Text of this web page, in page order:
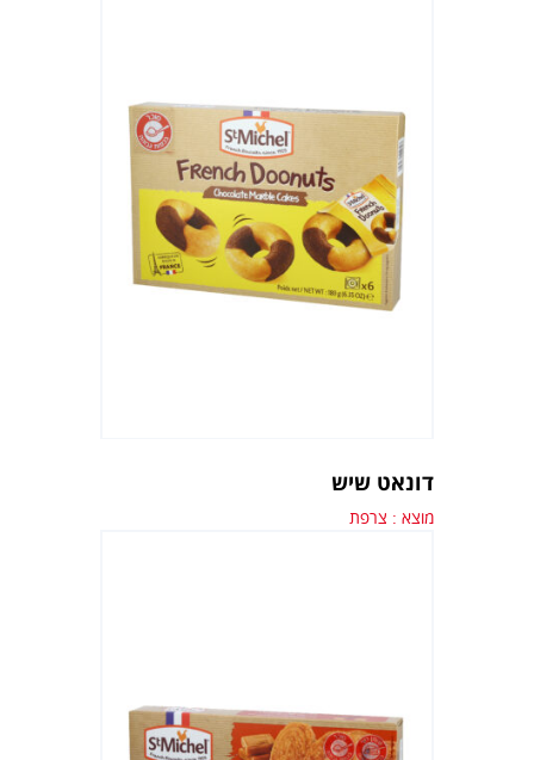
דונאט שיש
מוצא : צרפת